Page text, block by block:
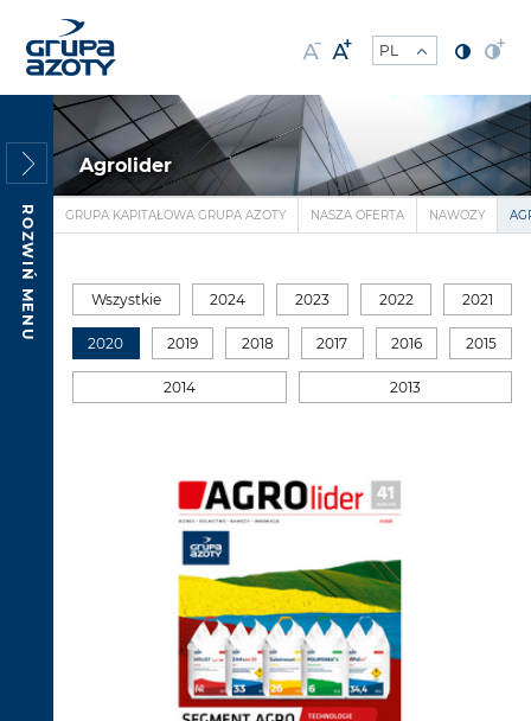
ROZWIŃ MENU
Agrolider
GRUPA KAPITAŁOWA GRUPA AZOTY NASZA OFERTA NAWOZY
Wszystkie 2024 2023 2022 2021
2020 2019 2018 2017 2016 2015
2014 2013